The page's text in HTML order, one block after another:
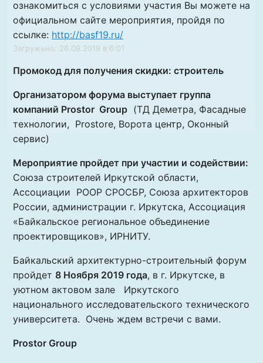
ознакомиться с условиями участия Вы можете на
официальном сайте мероприятия, пройдя по
ссылке: http://basf19.ru/
Загружено: 26.09.2019 в 6:01
Промокод для получения скидки: строитель
Организатором форума выступает группа
компаний Prostor Group (ТД Деметра, Фасадные
технологии, Prostore, Ворота центр, Оконный
сервис)
Мероприятие пройдет при участии и содействии:
Союза строителей Иркутской области,
Ассоциации РООР СРОСБР, Союза архитекторов
России, администрации г. Иркутска, Ассоциация
«Байкальское региональное объединение
проектировщиков», ИРНИТУ.
Байкальский архитектурно-строительный форум
пройдет 8 Ноября 2019 года, в г. Иркутске, в
уютном актовом зале Иркутского
национального исследовательского технического
университета. Очень ждем встречи с вами.
Prostor Group